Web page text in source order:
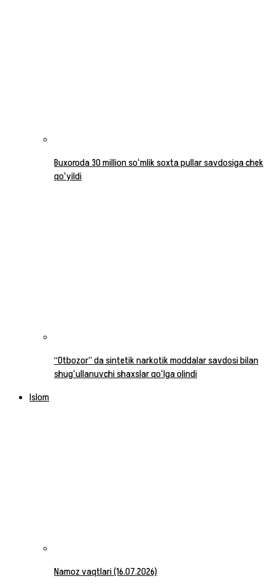
Buxoroda 30 million soʻmlik soxta pullar savdosiga chek
qoʻyildi
“Otbozor” da sintetik narkotik moddalar savdosi bilan
shugʻullanuvchi shaxslar qoʻlga olindi
Islom
Namoz vaqtlari (16.07.2026)